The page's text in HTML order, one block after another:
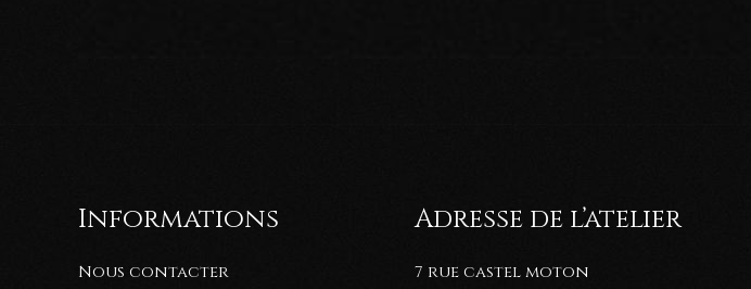
Informations
Nous contacter
Adresse de l’atelier
7 rue castel moton